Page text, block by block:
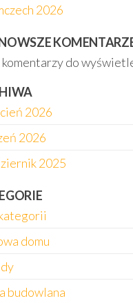
2026
komentarzy do
2026
2026
2025
domu
budowlana